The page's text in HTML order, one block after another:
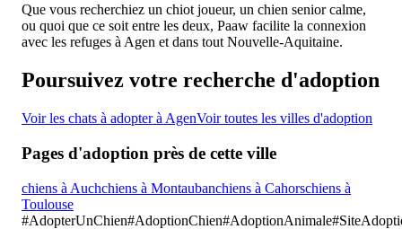
Que vous recherchiez un chiot joueur, un chien senior calme,
ou quoi que ce soit entre les deux, Paaw facilite la connexion
avec les refuges à Agen et dans tout Nouvelle-Aquitaine.
Poursuivez votre recherche d'adoption
Voir les chats à adopter à AgenVoir toutes les villes d'adoption
Pages d'adoption près de cette ville
chiens à Auchchiens à Montaubanchiens à Cahorschiens à
Toulouse
#AdopterUnChien#AdoptionChien#AdoptionAnimale